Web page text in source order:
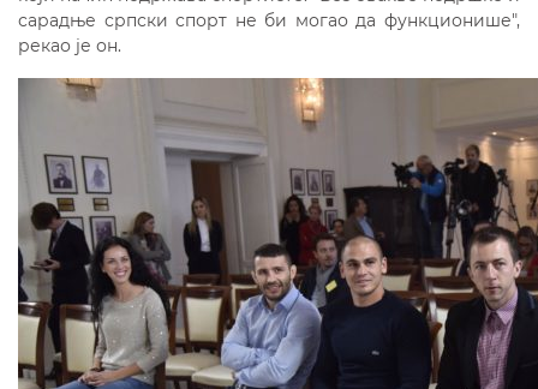
сарадње српски спорт не би могао да функционише",
рекао jе он.